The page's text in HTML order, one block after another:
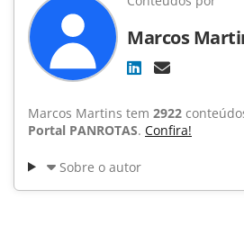
Marcos
Marcos Martins tem 2922
Portal PANROTAS. Confira!
Sobre o autor